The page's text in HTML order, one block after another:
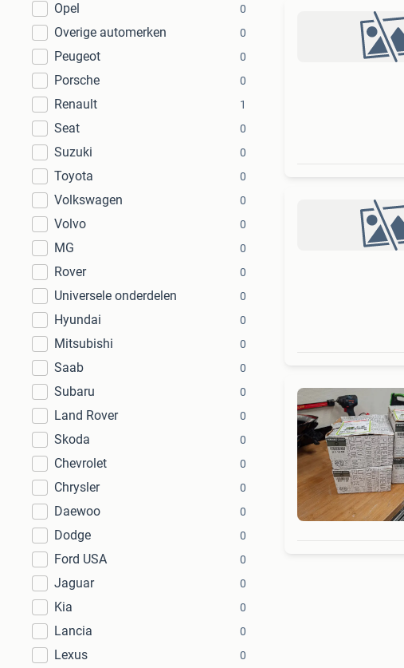
Opel 0
Overige automerken 0
Peugeot 0
Porsche 0
Renault 1
Seat 0
Suzuki 0
Toyota 0
Volkswagen 0
Volvo 0
MG 0
Rover 0
Universele onderdelen 0
Hyundai 0
Mitsubishi 0
Saab 0
Subaru 0
Land Rover 0
Skoda 0
Chevrolet 0
Chrysler 0
Daewoo 0
Dodge 0
Ford USA 0
Jaguar 0
Kia 0
Lancia 0
Lexus 0